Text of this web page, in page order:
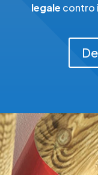
legale contro